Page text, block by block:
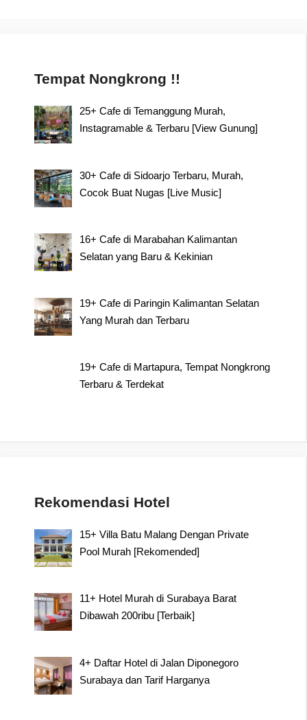
Tempat Nongkrong !!
25+ Cafe di Temanggung Murah,
Instagramable & Terbaru [View Gunung]
30+ Cafe di Sidoarjo Terbaru, Murah,
Cocok Buat Nugas [Live Music]
16+ Cafe di Marabahan Kalimantan
Selatan yang Baru & Kekinian
19+ Cafe di Paringin Kalimantan Selatan
Yang Murah dan Terbaru
19+ Cafe di Martapura, Tempat Nongkrong
Terbaru & Terdekat
Rekomendasi Hotel
15+ Villa Batu Malang Dengan Private
Pool Murah [Rekomended]
11+ Hotel Murah di Surabaya Barat
Dibawah 200ribu [Terbaik]
4+ Daftar Hotel di Jalan Diponegoro
Surabaya dan Tarif Harganya